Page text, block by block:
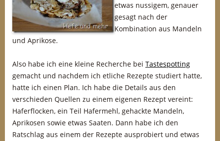
etwas nussigem, genauer
gesagt nach der
Kombination aus Mandeln
und Aprikose.
Also habe ich eine kleine Recherche bei Tastespotting
gemacht und nachdem ich etliche Rezepte studiert hatte,
hatte ich einen Plan. Ich habe die Details aus den
verschieden Quellen zu einem eigenen Rezept vereint:
Haferflocken, ein Teil Hafermehl, gehackte Mandeln,
Aprikosen sowie etwas Saaten. Dann habe ich den
Ratschlag aus einem der Rezepte ausprobiert und etwas